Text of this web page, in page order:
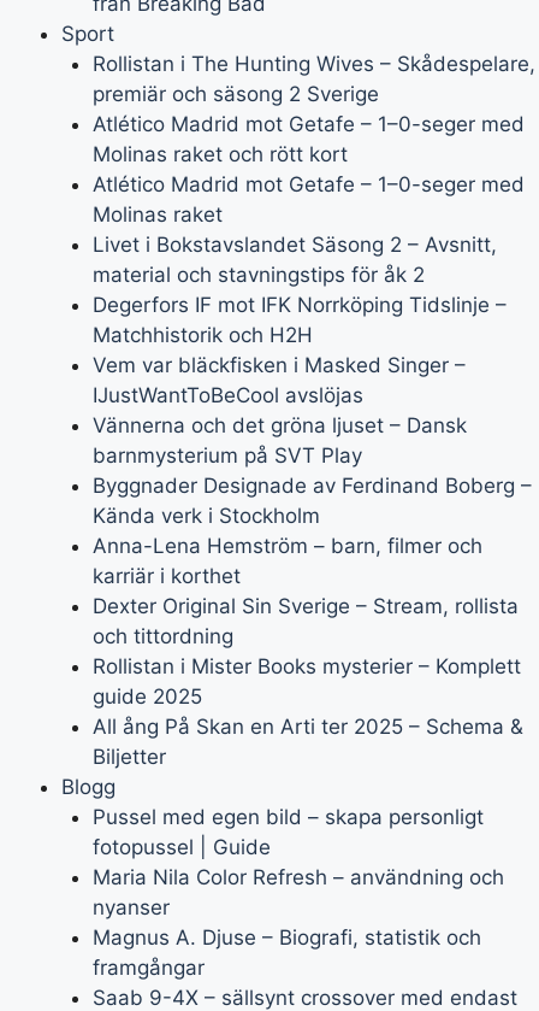
Sport
Rollistan i The Hunting Wives – Skådespelare,
premiär och säsong 2 Sverige
Atlético Madrid mot Getafe – 1–0-seger med
Molinas raket och rött kort
Atlético Madrid mot Getafe – 1–0-seger med
Molinas raket
Livet i Bokstavslandet Säsong 2 – Avsnitt,
material och stavningstips för åk 2
Degerfors IF mot IFK Norrköping Tidslinje –
Matchhistorik och H2H
Vem var bläckfisken i Masked Singer –
IJustWantToBeCool avslöjas
Vännerna och det gröna ljuset – Dansk
barnmysterium på SVT Play
Byggnader Designade av Ferdinand Boberg –
Kända verk i Stockholm
Anna-Lena Hemström – barn, filmer och
karriär i korthet
Dexter Original Sin Sverige – Stream, rollista
och tittordning
Rollistan i Mister Books mysterier – Komplett
guide 2025
All ång På Skan en Arti ter 2025 – Schema &
Biljetter
Blogg
Pussel med egen bild – skapa personligt
fotopussel | Guide
Maria Nila Color Refresh – användning och
nyanser
Magnus A. Djuse – Biografi, statistik och
framgångar
Saab 9-4X – sällsynt crossover med endast